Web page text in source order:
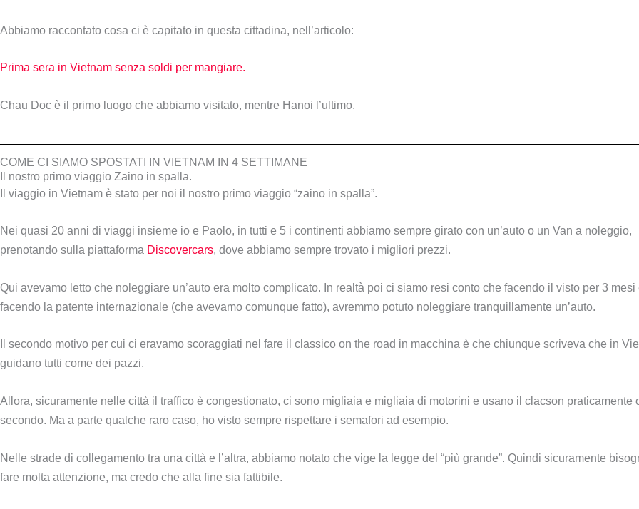
Abbiamo raccontato cosa ci è capitato in questa cittadina, nell’articolo:
Prima sera in Vietnam senza soldi per mangiare.
Chau Doc è il primo luogo che abbiamo visitato, mentre Hanoi l’ultimo.
COME CI SIAMO SPOSTATI IN VIETNAM IN 4 SETTIMANE
Il nostro primo viaggio Zaino in spalla.
Il viaggio in Vietnam è stato per noi il nostro primo viaggio “zaino in spalla”.
Nei quasi 20 anni di viaggi insieme io e Paolo, in tutti e 5 i continenti abbiamo sempre girato con un’auto o un Van a noleggio,
prenotando sulla piattaforma Discovercars, dove abbiamo sempre trovato i migliori prezzi.
Qui avevamo letto che noleggiare un’auto era molto complicato. In realtà poi ci siamo resi conto che facendo il visto per 3 mesi
facendo la patente internazionale (che avevamo comunque fatto), avremmo potuto noleggiare tranquillamente un’auto.
Il secondo motivo per cui ci eravamo scoraggiati nel fare il classico on the road in macchina è che chiunque scriveva che in
guidano tutti come dei pazzi.
Allora, sicuramente nelle città il traffico è congestionato, ci sono migliaia e migliaia di motorini e usano il clacson praticamente
secondo. Ma a parte qualche raro caso, ho visto sempre rispettare i semafori ad esempio.
Nelle strade di collegamento tra una città e l’altra, abbiamo notato che vige la legge del “più grande”. Quindi sicuramente
fare molta attenzione, ma credo che alla fine sia fattibile.